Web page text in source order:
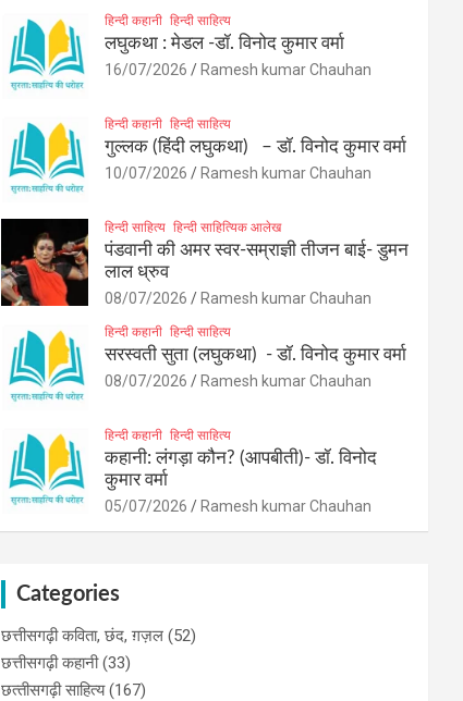
हिन्दी कहानी हिन्दी साहित्य
लघुकथा : मेडल -डॉ. विनोद कुमार वर्मा
16/07/2026 Ramesh kumar Chauhan
हिन्दी कहानी हिन्दी साहित्य
गुल्लक (हिंदी लघुकथा) – डॉ. विनोद कुमार वर्मा
10/07/2026 Ramesh kumar Chauhan
हिन्दी साहित्य हिन्दी साहित्यिक आलेख
पंडवानी की अमर स्वर-सम्राज्ञी तीजन बाई- डुमन
लाल ध्रुव
08/07/2026 Ramesh kumar Chauhan
हिन्दी कहानी हिन्दी साहित्य
सरस्वती सुता (लघुकथा) ​- डॉ. विनोद कुमार वर्मा
08/07/2026 Ramesh kumar Chauhan
हिन्दी कहानी हिन्दी साहित्य
कहानी: लंगड़ा कौन? (आपबीती)​- डॉ. विनोद
कुमार वर्मा
05/07/2026 Ramesh kumar Chauhan
Categories
छत्तीसगढ़ी कविता, छंद, ग़ज़ल (52)
छत्तीसगढ़ी कहानी(33)
छत्‍तीसगढ़ी साहित्‍य(167)